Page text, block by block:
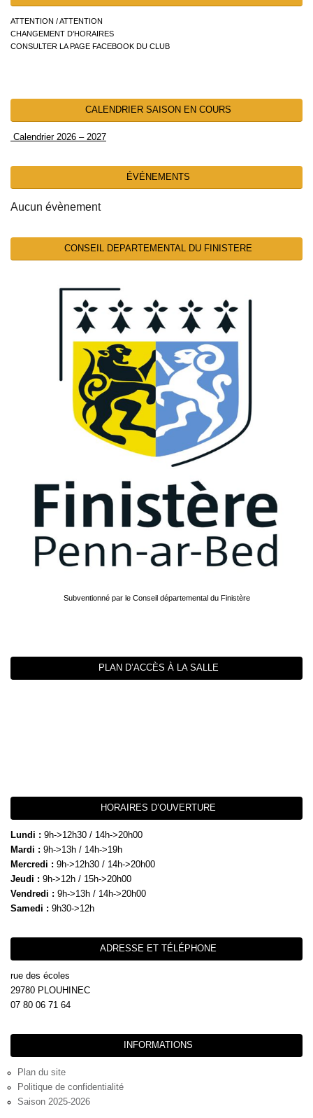
ATTENTION / ATTENTION
CHANGEMENT D’HORAIRES
CONSULTER LA PAGE FACEBOOK DU CLUB
CALENDRIER SAISON EN COURS
Calendrier 2026 – 2027
ÉVÉNEMENTS
Aucun évènement
CONSEIL DEPARTEMENTAL DU FINISTERE
Subventionné par le Conseil départemental du Finistère
PLAN D’ACCÈS À LA SALLE
HORAIRES D’OUVERTURE
Lundi : 9h->12h30 / 14h->20h00
Mardi : 9h->13h / 14h->19h
Mercredi : 9h->12h30 / 14h->20h00
Jeudi : 9h->12h / 15h->20h00
Vendredi : 9h->13h / 14h->20h00
Samedi : 9h30->12h
ADRESSE ET TÉLÉPHONE
rue des écoles
29780 PLOUHINEC
07 80 06 71 64
INFORMATIONS
Plan du site
Politique de confidentialité
Saison 2025-2026